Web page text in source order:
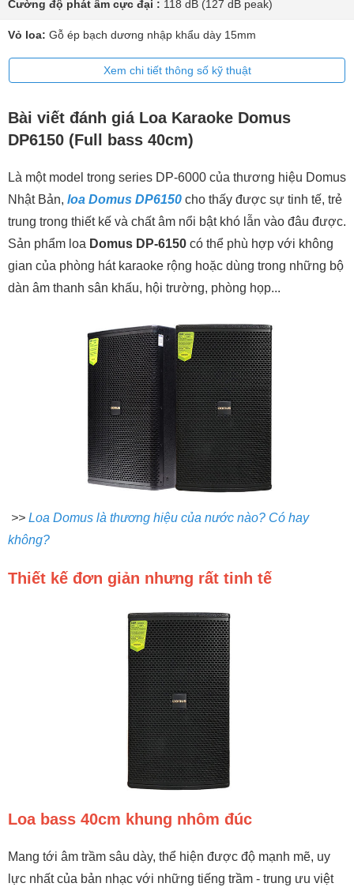
Cường độ phát âm cực đại : 118 dB (127 dB peak)
Vỏ loa: Gỗ ép bạch dương nhập khẩu dày 15mm
Xem chi tiết thông số kỹ thuật
Bài viết đánh giá Loa Karaoke Domus
DP6150 (Full bass 40cm)
Là một model trong series DP-6000 của thương hiệu Domus
Nhật Bản, loa Domus DP6150 cho thấy được sự tinh tế, trẻ
trung trong thiết kế và chất âm nổi bật khó lẫn vào đâu được.
Sản phẩm loa Domus DP-6150 có thể phù hợp với không
gian của phòng hát karaoke rộng hoặc dùng trong những bộ
dàn âm thanh sân khấu, hội trường, phòng họp...
>> Loa Domus là thương hiệu của nước nào? Có hay
không?
Thiết kế đơn giản nhưng rất tinh tế
Loa bass 40cm khung nhôm đúc
Mang tới âm trầm sâu dày, thể hiện được độ mạnh mẽ, uy
lực nhất của bản nhạc với những tiếng trầm - trung ưu việt